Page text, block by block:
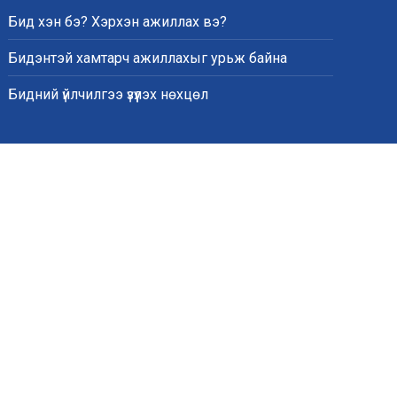
Бид хэн бэ? Хэрхэн ажиллах вэ?
Бидэнтэй хамтарч ажиллахыг урьж байна
Бидний үйлчилгээ үзүүлэх нөхцөл